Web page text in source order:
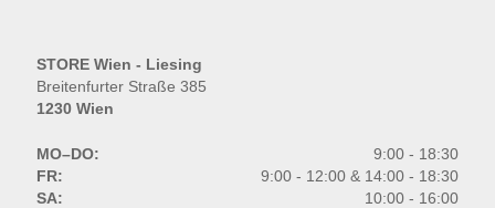
STORE Wien - Liesing
Breitenfurter Straße 385
1230 Wien
MO–DO:
9:00 - 18:30
FR:
9:00 - 12:00 & 14:00 - 18:30
SA:
10:00 - 16:00